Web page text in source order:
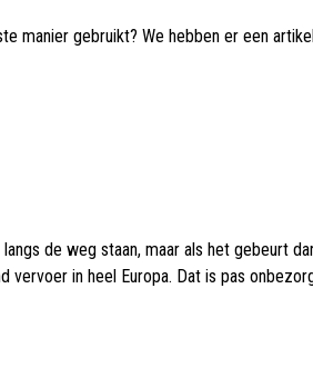
manier gebruikt? We hebben er een
de weg staan, maar als het gebeurt
vervoer in heel Europa. Dat is pas